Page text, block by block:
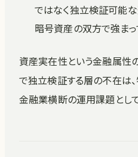
ではなく独立検証可能な
暗号資産の双方で強まっ
資産実在性という金融属性
で独立検証する層の不在は
金融業横断の運用課題として